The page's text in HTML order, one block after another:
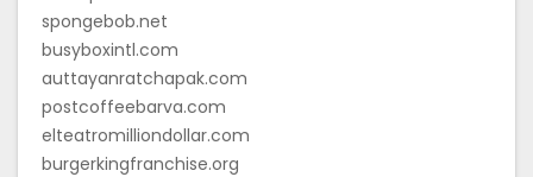
spongebob.net
busyboxintl.com
auttayanratchapak.com
postcoffeebarva.com
elteatromilliondollar.com
burgerkingfranchise.org